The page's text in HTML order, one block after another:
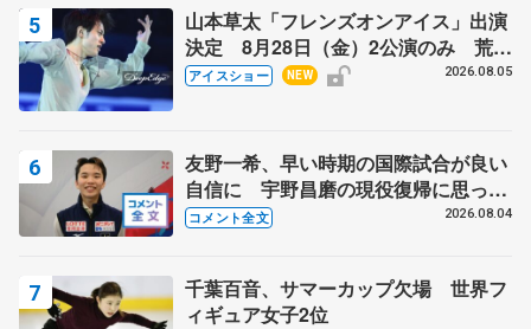
山本草太「フレンズオンアイス」出演
決定 8月28日（金）2公演のみ 荒川
静香さんプロデュース、20周年のアイ
アイスショー NEW 2026.08.05
友野一希、早い時期の国際試合が良い
自信に 宇野昌磨の現役復帰に思って
いること 【アジアンオープントロフ
コメント全文 2026.08.04
千葉百音、サマーカップ欠場 世界フ
ィギュア女子2位